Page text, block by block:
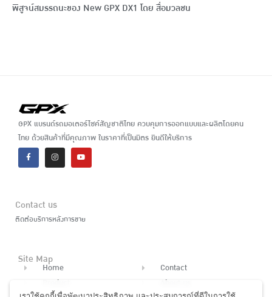
พิสูจน์สมรรถนะของ New GPX DX1 โดย สื่อมวลชน
GPX แบรนด์รถมอเตอร์ไซค์สัญชาติไทย ควบคุมการออกแบบและผลิตโดยคน
ไทย ด้วยสินค้าที่มีคุณภาพ ในราคาที่เป็นมิตร ยินดีให้บริการ
Contact us
ติดต่อบริการหลังการขาย
Site Map
Home
Product
Contact
About us